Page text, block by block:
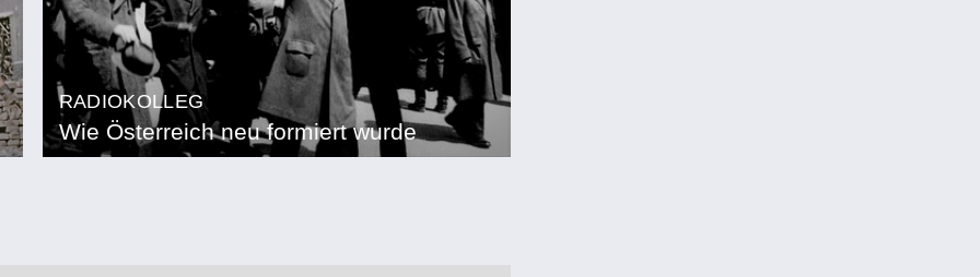
RADIOKOLLEG
Wie Österreich neu formiert wurde